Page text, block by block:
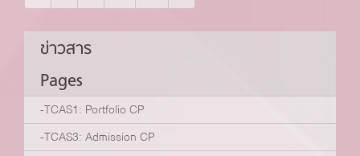
ข่าวสาร
Pages
-TCAS1: Portfolio CP
-TCAS3: Admission CP